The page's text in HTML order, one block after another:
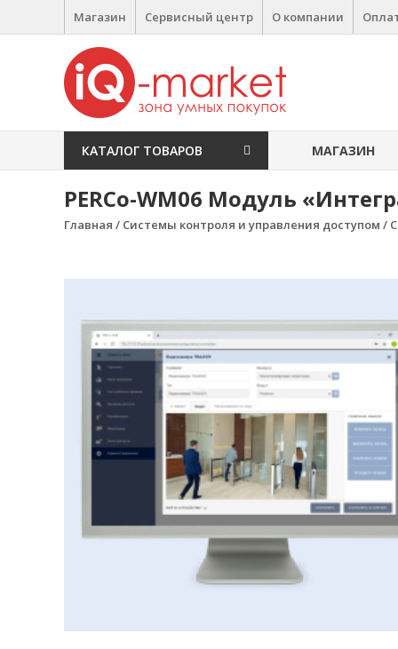
Перейти к содержимому
Магазин Сервисный центр О компании
IQ Market
зона умных покупок
КАТАЛОГ ТОВАРОВ МАГАЗИН
PERCo-WM06 Модуль
Главная / Системы контроля и управления доступом /